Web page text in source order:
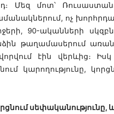
Մեզ մոտ՝
ոչ
90-ականների
թաղամասերում
էին վերևից։ Իսկ
կարողությունը,
սեփականությունը,